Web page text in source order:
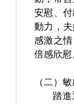
安慰、
動力，
感激之
倍感欣慰
（二）
踏進